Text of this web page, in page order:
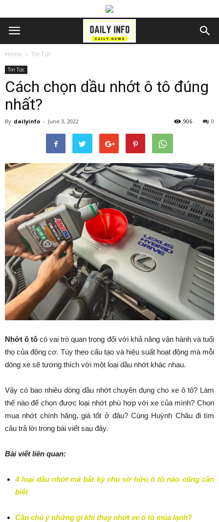
Home Tin Tức
Tin Tức
Cách chọn dầu nhớt ô tô đúng
nhất?
By dailyinfo - June 3, 2022 0
906
Nhớt ô tô có vai trò quan trọng đối với khả năng vận hành và tuổi
thọ của động cơ. Tùy theo cấu tạo và hiệu suất hoạt động mà mỗi
dòng xe sẽ tương thích với một loại dầu nhớt khác nhau.
Vậy có bao nhiêu dòng dầu nhớt chuyên dụng cho xe ô tô? Làm
thế nào để chọn được loại nhớt phù hợp với xe của mình? Chọn
mua nhớt chính hãng, giá tốt ở đâu? Cùng Huỳnh Châu đi tìm
câu trả lời trong bài viết sau đây.
Bài viết liên quan:
4 loại dầu nhớt mà bất kỳ chủ sở hữu ô tô nào cũng cần
biết
Cần chú ý những gì khi thay nhớt xe ô tô mùa lạnh?